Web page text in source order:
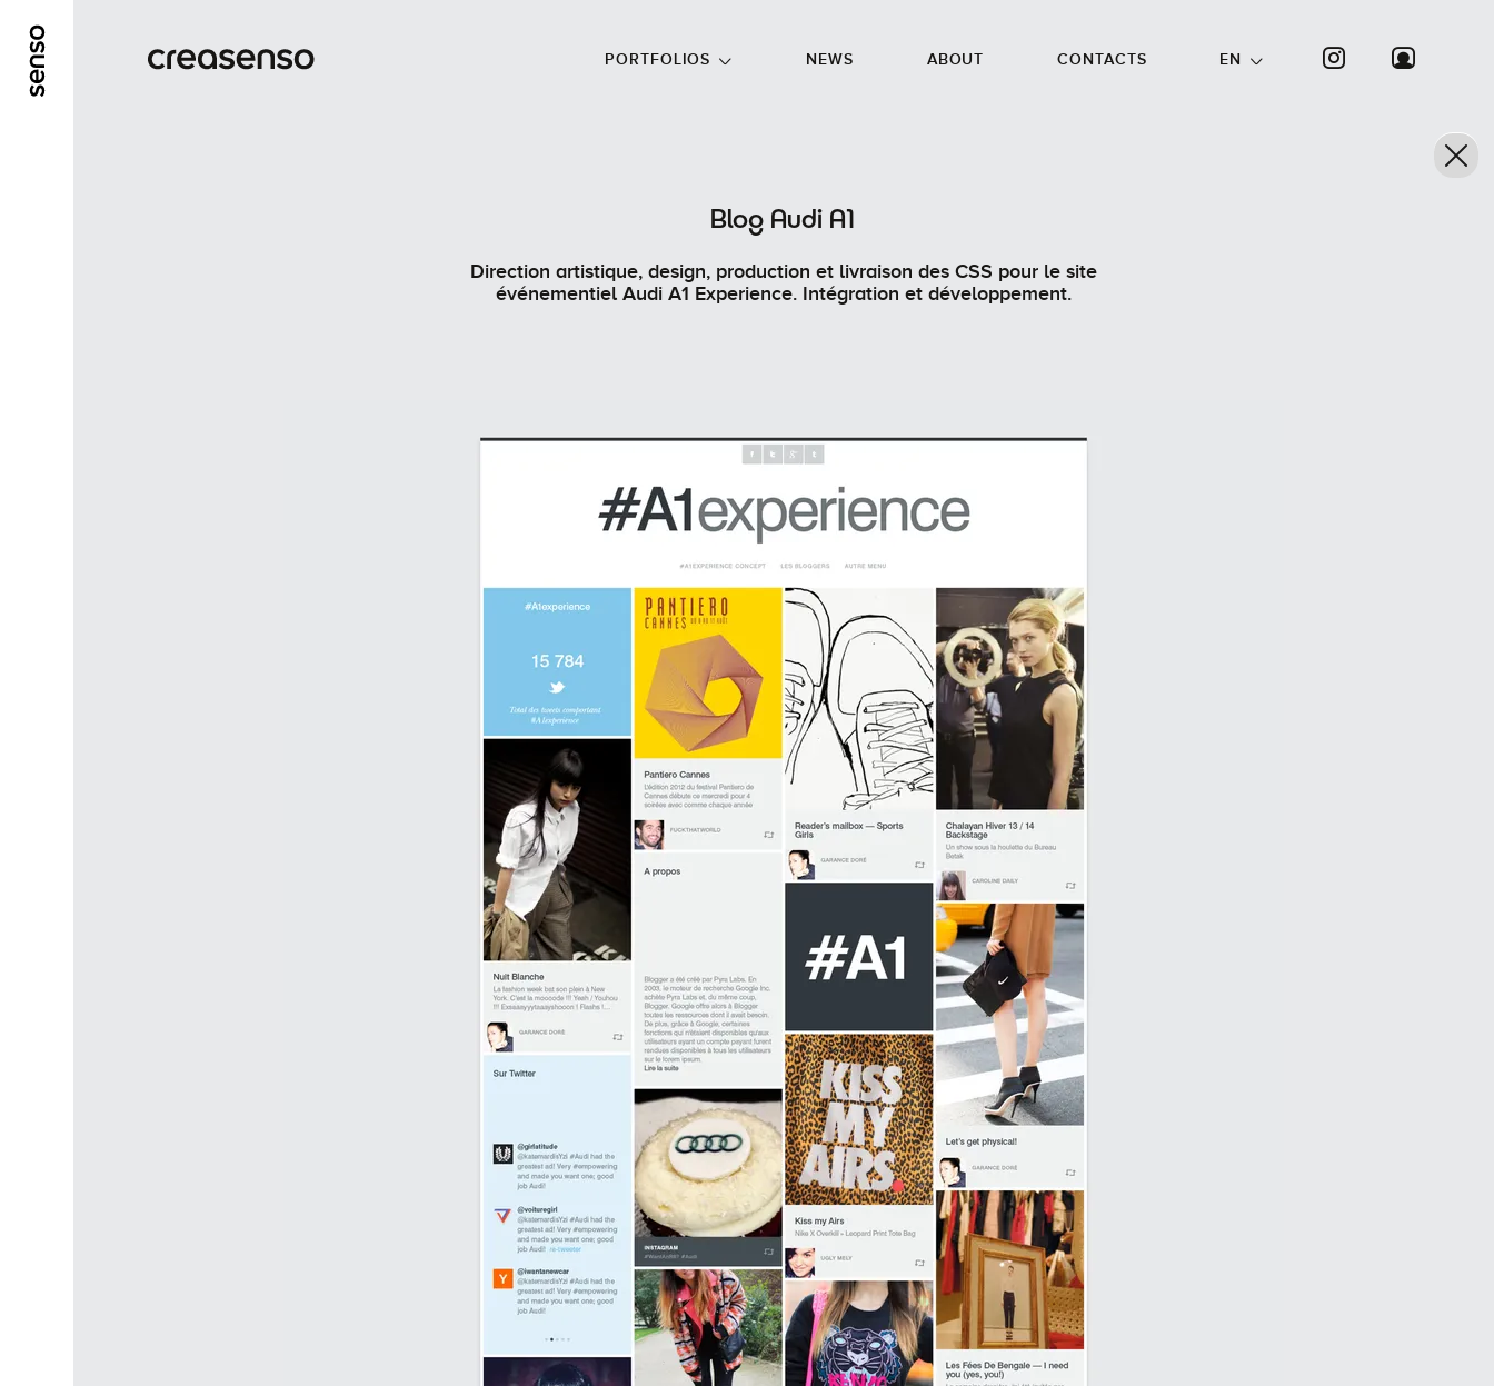
PORTFOLIOS
NEWS ABOUT CONTACTS EN
Blog Audi A1
Direction artistique, design, production et livraison des CSS pour le site
événementiel Audi A1 Experience. Intégration et développement.